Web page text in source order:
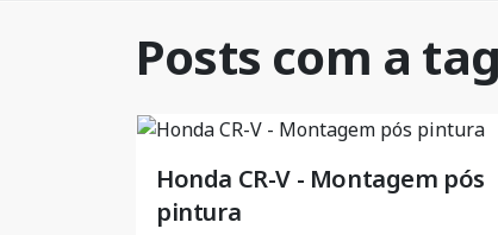
Posts com a
Honda CR-V - Montagem pós
pintura